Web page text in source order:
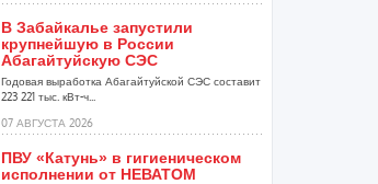
В Забайкалье запустили
крупнейшую в России
Абагайтуйскую СЭС
Годовая выработка Абагайтуйской СЭС составит
223 221 тыс. кВт-ч...
07 АВГУСТА 2026
ПВУ «Катунь» в гигиеническом
исполнении от НЕВАТОМ